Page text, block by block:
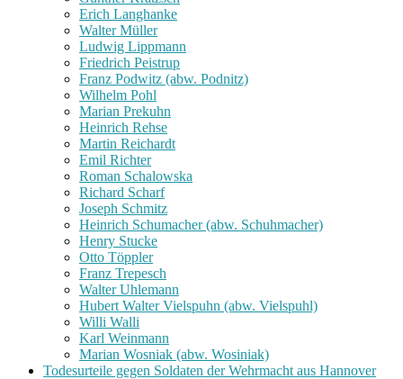
Erich Langhanke
Walter Müller
Ludwig Lippmann
Friedrich Peistrup
Franz Podwitz (abw. Podnitz)
Wilhelm Pohl
Marian Prekuhn
Heinrich Rehse
Martin Reichardt
Emil Richter
Roman Schalowska
Richard Scharf
Joseph Schmitz
Heinrich Schumacher (abw. Schuhmacher)
Henry Stucke
Otto Töppler
Franz Trepesch
Walter Uhlemann
Hubert Walter Vielspuhn (abw. Vielspuhl)
Willi Walli
Karl Weinmann
Marian Wosniak (abw. Wosiniak)
Todesurteile gegen Soldaten der Wehrmacht aus Hannover